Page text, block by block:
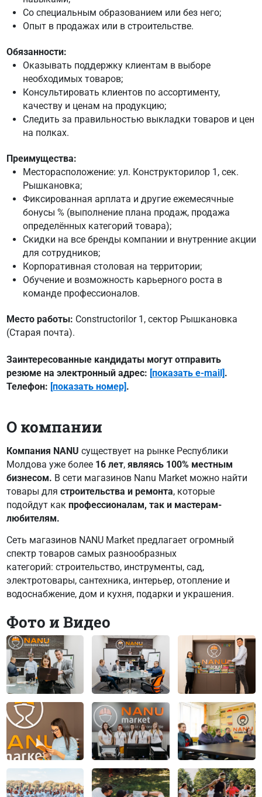
Со специальным образованием или без него;
Опыт в продажах или в строительстве.
Обязанности:
Оказывать поддержку клиентам в выборе
необходимых товаров;
Консультировать клиентов по ассортименту,
качеству и ценам на продукцию;
Следить за правильностью выкладки товаров и цен
на полках.
Преимущества:
Месторасположение: ул. Конструкторилор 1, сек.
Рышкановка;
Фиксированная арплата и другие ежемесячные
бонусы % (выполнение плана продаж, продажа
определённых категорий товара);
Скидки на все бренды компании и внутренние акции
для сотрудников;
Корпоративная столовая на территории;
Обучение и возможность карьерного роста в
команде профессионалов.
Место работы: Constructorilor 1, сектор Рышкановка
(Старая почта).
Заинтересованные кандидаты могут отправить
резюме на электронный адрес: [показать e-mail].
Телефон: [показать номер].
О компании
Компания NANU существует на рынке Республики
Молдова уже более 16 лет, являясь 100% местным
бизнесом. В сети магазинов Nanu Market можно найти
товары для строительства и ремонта, которые
подойдут как профессионалам, так и мастерам-
любителям.
Сеть магазинов NANU Market предлагает огромный
спектр товаров самых разнообразных
категорий: строительство, инструменты, сад,
электротовары, сантехника, интерьер, отопление и
водоснабжение, дом и кухня, подарки и украшения.
Фото и Видео